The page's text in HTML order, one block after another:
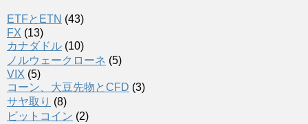
ETFとETN (43)
FX (13)
カナダドル (10)
ノルウェークローネ (5)
VIX (5)
コーン、大豆先物とCFD (3)
サヤ取り (8)
ビットコイン (2)